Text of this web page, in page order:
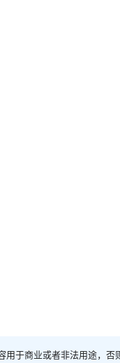
用于商业或者非法用途，否